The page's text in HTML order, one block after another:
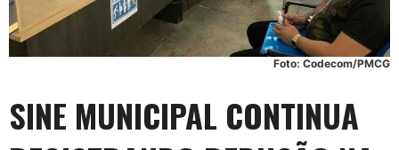
Foto: Codecom/PMCG
SINE MUNICIPAL CONTINUA